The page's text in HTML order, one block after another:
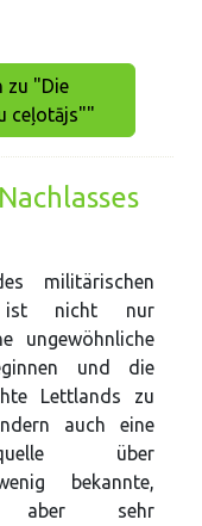
zu "Die
ceļotājs""
militärischen
ist nicht nur
ungewöhnliche
und die
Lettlands zu
auch eine
über
bekannte,
aber sehr